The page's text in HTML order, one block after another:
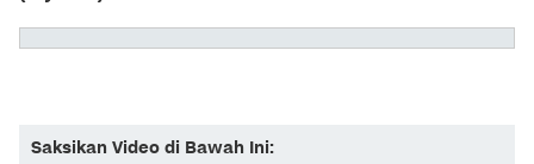
Saksikan Video di Bawah Ini: